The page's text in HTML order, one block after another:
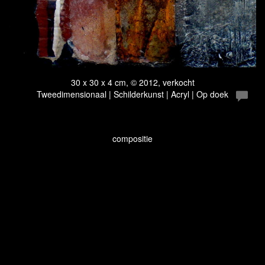
30 x 30 x 4 cm, © 2012, verkocht
Tweedimensionaal | Schilderkunst | Acryl | Op doek
compositie